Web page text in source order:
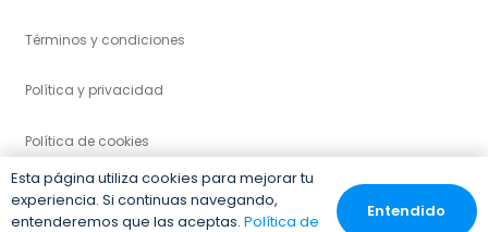
Términos y condiciones
Política y privacidad
Política de cookies
Esta página utiliza cookies para mejorar tu
experiencia. Si continuas navegando,
entenderemos que las aceptas. Política de
Entendido